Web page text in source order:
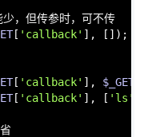
，但传参时，可不传
[ 'callback'
[ 'callback' ], $_GET
[ 'callback' ], [ 'ls'